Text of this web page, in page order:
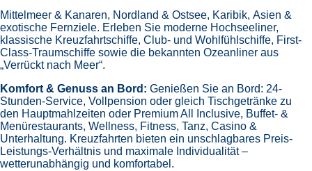
Mittelmeer & Kanaren, Nordland & Ostsee, Karibik, Asien &
exotische Fernziele. Erleben Sie moderne Hochseeliner,
klassische Kreuzfahrtschiffe, Club- und Wohlfühlschiffe, First-
Class-Traumschiffe sowie die bekannten Ozeanliner aus
„Verrückt nach Meer“.
Komfort & Genuss an Bord: Genießen Sie an Bord: 24-
Stunden-Service, Vollpension oder gleich Tischgetränke zu
den Hauptmahlzeiten oder Premium All Inclusive, Buffet- &
Menürestaurants, Wellness, Fitness, Tanz, Casino &
Unterhaltung. Kreuzfahrten bieten ein unschlagbares Preis-
Leistungs-Verhältnis und maximale Individualität –
wetterunabhängig und komfortabel.